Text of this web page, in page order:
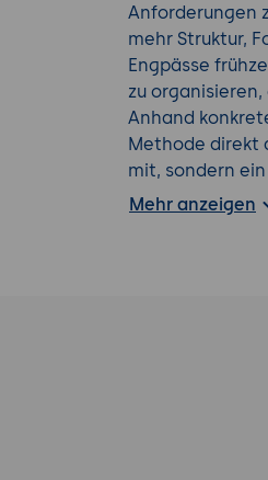
Anforderungen
mehr Struktur,
Engpässe
zu
Anhand
Methode direkt
mit, sondern
zu steuern, Ihre
Mehr anzeigen